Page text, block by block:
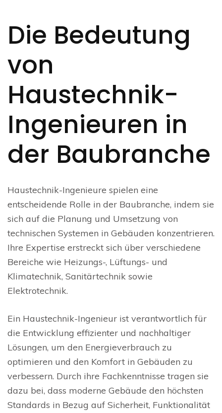
Die Bedeutung
von
Haustechnik-
Ingenieuren in
der Baubranche
Haustechnik-Ingenieure spielen eine
entscheidende Rolle in der Baubranche, indem sie
sich auf die Planung und Umsetzung von
technischen Systemen in Gebäuden konzentrieren.
Ihre Expertise erstreckt sich über verschiedene
Bereiche wie Heizungs-, Lüftungs- und
Klimatechnik, Sanitärtechnik sowie
Elektrotechnik.
Ein Haustechnik-Ingenieur ist verantwortlich für
die Entwicklung effizienter und nachhaltiger
Lösungen, um den Energieverbrauch zu
optimieren und den Komfort in Gebäuden zu
verbessern. Durch ihre Fachkenntnisse tragen sie
dazu bei, dass moderne Gebäude den höchsten
Standards in Bezug auf Sicherheit, Funktionalität